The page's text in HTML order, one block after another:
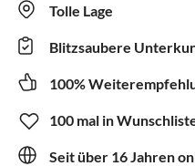
Tolle Lage
Blitzsaubere
100%
100 mal in
Seit über 16 Jahren